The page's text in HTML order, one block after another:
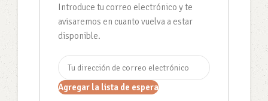
Introduce tu correo electrónico y te
avisaremos en cuanto vuelva a estar
disponible.
Agregar la lista de espera